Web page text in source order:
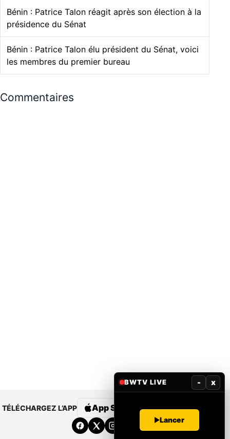
Bénin : Patrice Talon réagit après son élection à la
présidence du Sénat
Bénin : Patrice Talon élu président du Sénat, voici
les membres du premier bureau
Commentaires
TÉLÉCHARGEZ L’APP App Store Google Play
BWTV LIVE - x
Lancer